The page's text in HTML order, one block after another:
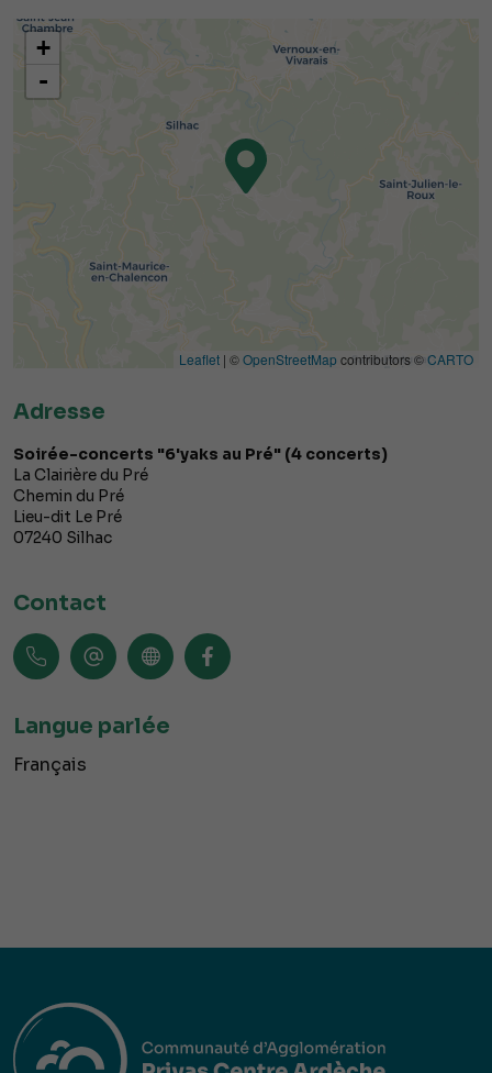
+
-
Leaflet | ©OpenStreetMapcontributors ©CARTO
Adresse
Soirée-concerts "6'yaks au Pré" (4 concerts)
La Clairière du Pré
Chemin du Pré
Lieu-dit Le Pré
07240 Silhac
Contact
Langue parlée
Français